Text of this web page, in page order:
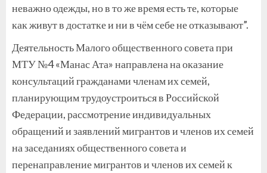
неважно одежды, но в то же время есть те, которые
как живут в достатке и ни в чём себе не отказывают”.
Деятельность Малого общественного совета при
МТУ №4 «Манас Ата» направлена на оказание
консультаций гражданами членам их семей,
планирующим трудоустроиться в Российской
Федерации, рассмотрение индивидуальных
обращений и заявлений мигрантов и членов их семей
на заседаниях общественного совета и
перенаправление мигрантов и членов их семей к